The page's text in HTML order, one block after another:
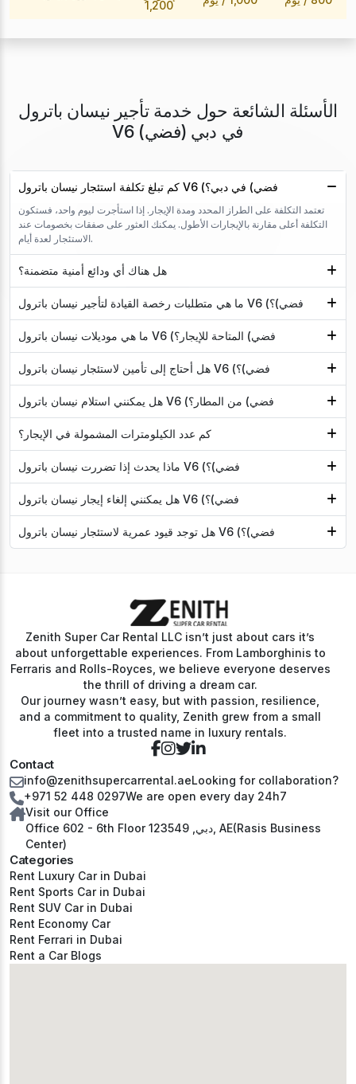
1,200
الأسئلة الشائعة حول خدمة تأجير نيسان باترول
V6 (فضي) في دبي
كم تبلغ تكلفة استئجار نيسان باترول V6 (فضي) في دبي؟
تعتمد التكلفة على الطراز المحدد ومدة الإيجار. إذا استأجرت ليوم واحد، فستكون
التكلفة أعلى مقارنة بالإيجارات الأطول. يمكنك العثور على صفقات بخصومات عند
الاستئجار لعدة أيام.
هل هناك أي ودائع أمنية متضمنة؟
ما هي متطلبات رخصة القيادة لتأجير نيسان باترول V6 (فضي)؟
ما هي موديلات نيسان باترول V6 (فضي) المتاحة للإيجار؟
هل أحتاج إلى تأمين لاستئجار نيسان باترول V6 (فضي)؟
هل يمكنني استلام نيسان باترول V6 (فضي) من المطار؟
كم عدد الكيلومترات المشمولة في الإيجار؟
ماذا يحدث إذا تضررت نيسان باترول V6 (فضي)؟
هل يمكنني إلغاء إيجار نيسان باترول V6 (فضي)؟
هل توجد قيود عمرية لاستئجار نيسان باترول V6 (فضي)؟
Zenith Super Car Rental LLC isn’t just about cars it’s
about unforgettable experiences. From Lamborghinis to
Ferraris and Rolls-Royces, we believe everyone deserves
the thrill of driving a dream car.
Our journey wasn’t easy, but with passion, resilience,
and a commitment to quality, Zenith grew from a small
fleet into a trusted name in luxury rentals.
Categories
Rent Luxury Car in Dubai
Rent Sports Car in Dubai
Rent SUV Car in Dubai
Rent Economy Car
Rent Ferrari in Dubai
Rent a Car Blogs
Contact
info@zenithsupercarrental.aeLooking for collaboration?
+971 52 448 0297We are open every day 24h7
Visit our Office
Office 602 - 6th Floor دبي, 123549, AE(Rasis Business
Center)